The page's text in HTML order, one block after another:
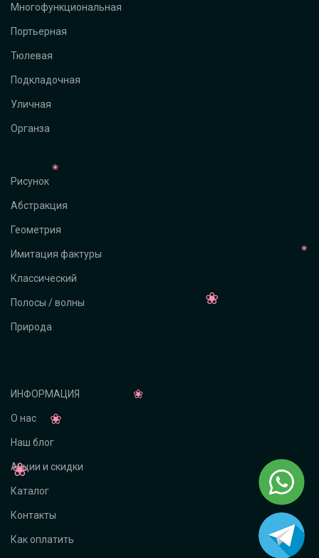
Многофункциональная
Портьерная
Тюлевая
Подкладочная
Уличная
Органза
Рисунок
Абстракция
Геометрия
Имитация фактуры
Классический
Полосы / волны
Природа
ИНФОРМАЦИЯ
О нас
Наш блог
Акции и скидки
Каталог
Контакты
Как оплатить